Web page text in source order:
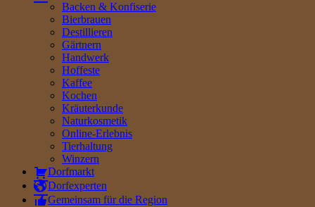
Backen & Konfiserie
Bierbrauen
Destillieren
Gärtnern
Handwerk
Hoffeste
Kaffee
Kochen
Kräuterkunde
Naturkosmetik
Online-Erlebnis
Tierhaltung
Winzern
Dorfmarkt
Dorfexperten
Gemeinsam für die Region